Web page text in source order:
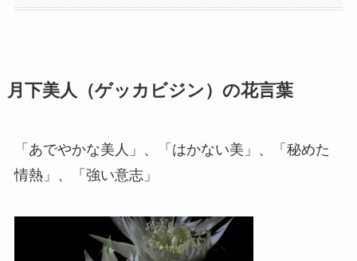
月下美人（ゲッカビジン）の花言葉
「あでやかな美人」、「はかない美」、「秘めた
情熱」、「強い意志」